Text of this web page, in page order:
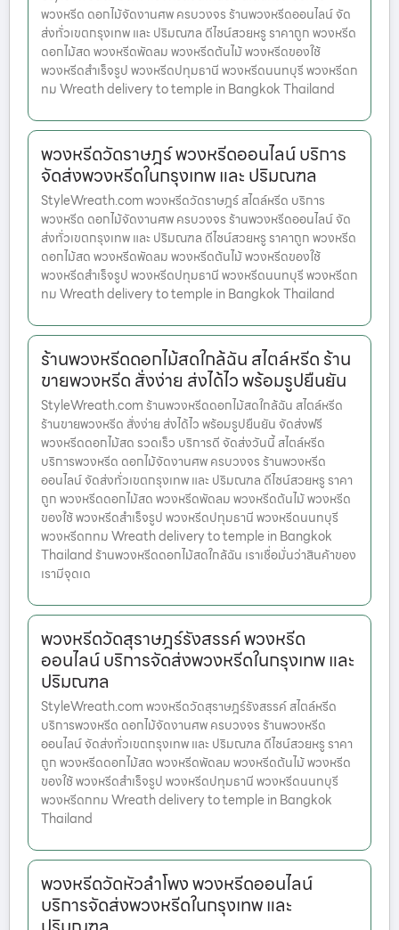
พวงหรีด ดอกไม้จัดงานศพ ครบวงจร ร้านพวงหรีดออนไลน์ จัด
ส่งทั่วเขตกรุงเทพ และ ปริมณฑล ดีไซน์สวยหรู ราคาถูก พวงหรีด
ดอกไม้สด พวงหรีดพัดลม พวงหรีดต้นไม้ พวงหรีดของใช้
พวงหรีดสำเร็จรูป พวงหรีดปทุมธานี พวงหรีดนนทบุรี พวงหรีดก
ทม Wreath delivery to temple in Bangkok Thailand
พวงหรีดวัดราษฎร์ พวงหรีดออนไลน์ บริการ
จัดส่งพวงหรีดในกรุงเทพ และ ปริมณฑล
StyleWreath.com พวงหรีดวัดราษฎร์ สไตล์หรีด บริการ
พวงหรีด ดอกไม้จัดงานศพ ครบวงจร ร้านพวงหรีดออนไลน์ จัด
ส่งทั่วเขตกรุงเทพ และ ปริมณฑล ดีไซน์สวยหรู ราคาถูก พวงหรีด
ดอกไม้สด พวงหรีดพัดลม พวงหรีดต้นไม้ พวงหรีดของใช้
พวงหรีดสำเร็จรูป พวงหรีดปทุมธานี พวงหรีดนนทบุรี พวงหรีดก
ทม Wreath delivery to temple in Bangkok Thailand
ร้านพวงหรีดดอกไม้สดใกล้ฉัน สไตล์หรีด ร้าน
ขายพวงหรีด สั่งง่าย ส่งได้ไว พร้อมรูปยืนยัน
StyleWreath.com ร้านพวงหรีดดอกไม้สดใกล้ฉัน สไตล์หรีด
ร้านขายพวงหรีด สั่งง่าย ส่งได้ไว พร้อมรูปยืนยัน จัดส่งฟรี
พวงหรีดดอกไม้สด รวดเร็ว บริการดี จัดส่งวันนี้ สไตล์หรีด
บริการพวงหรีด ดอกไม้จัดงานศพ ครบวงจร ร้านพวงหรีด
ออนไลน์ จัดส่งทั่วเขตกรุงเทพ และ ปริมณฑล ดีไซน์สวยหรู ราคา
ถูก พวงหรีดดอกไม้สด พวงหรีดพัดลม พวงหรีดต้นไม้ พวงหรีด
ของใช้ พวงหรีดสำเร็จรูป พวงหรีดปทุมธานี พวงหรีดนนทบุรี
พวงหรีดกทม Wreath delivery to temple in Bangkok
Thailand ร้านพวงหรีดดอกไม้สดใกล้ฉัน เราเชื่อมั่นว่าสินค้าของ
เรามีจุดเด
พวงหรีดวัดสุราษฎร์รังสรรค์ พวงหรีด
ออนไลน์ บริการจัดส่งพวงหรีดในกรุงเทพ และ
ปริมณฑล
StyleWreath.com พวงหรีดวัดสุราษฎร์รังสรรค์ สไตล์หรีด
บริการพวงหรีด ดอกไม้จัดงานศพ ครบวงจร ร้านพวงหรีด
ออนไลน์ จัดส่งทั่วเขตกรุงเทพ และ ปริมณฑล ดีไซน์สวยหรู ราคา
ถูก พวงหรีดดอกไม้สด พวงหรีดพัดลม พวงหรีดต้นไม้ พวงหรีด
ของใช้ พวงหรีดสำเร็จรูป พวงหรีดปทุมธานี พวงหรีดนนทบุรี
พวงหรีดกทม Wreath delivery to temple in Bangkok
Thailand
พวงหรีดวัดหัวลำโพง พวงหรีดออนไลน์
บริการจัดส่งพวงหรีดในกรุงเทพ และ